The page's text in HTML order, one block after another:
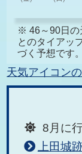
※ 46～90日の
とのタイアッ
づく予想です。
天気アイコン
8月に
上田城